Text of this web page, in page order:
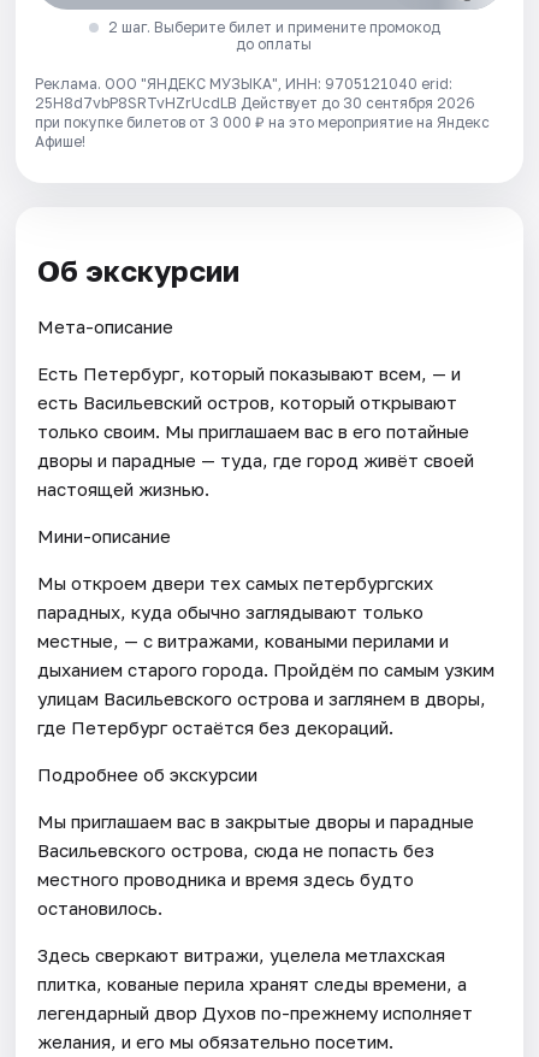
2 шаг. Выберите билет и примените промокод
до оплаты
Реклама. ООО "ЯНДЕКС МУЗЫКА", ИНН: 9705121040 erid:
25H8d7vbP8SRTvHZrUcdLB Действует до 30 сентября 2026
при покупке билетов от 3 000 ₽ на это мероприятие на Яндекс
Афише!
Об экскурсии
Мета-описание
Есть Петербург, который показывают всем, — и
есть Васильевский остров, который открывают
только своим. Мы приглашаем вас в его потайные
дворы и парадные — туда, где город живёт своей
настоящей жизнью.
Мини-описание
Мы откроем двери тех самых петербургских
парадных, куда обычно заглядывают только
местные, — с витражами, коваными перилами и
дыханием старого города. Пройдём по самым узким
улицам Васильевского острова и заглянем в дворы,
где Петербург остаётся без декораций.
Подробнее об экскурсии
Мы приглашаем вас в закрытые дворы и парадные
Васильевского острова, сюда не попасть без
местного проводника и время здесь будто
остановилось.
Здесь сверкают витражи, уцелела метлахская
плитка, кованые перила хранят следы времени, а
легендарный двор Духов по-прежнему исполняет
желания, и его мы обязательно посетим.